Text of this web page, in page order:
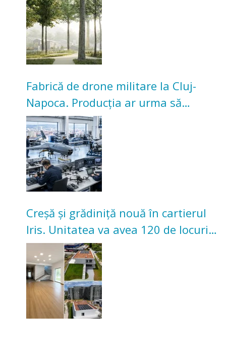
Universitarilor
Fabrică de drone militare la Cluj-
Napoca. Producția ar urma să
înceapă în toamna acestui an
Creșă și grădiniță nouă în cartierul
Iris. Unitatea va avea 120 de locuri
pentru copii